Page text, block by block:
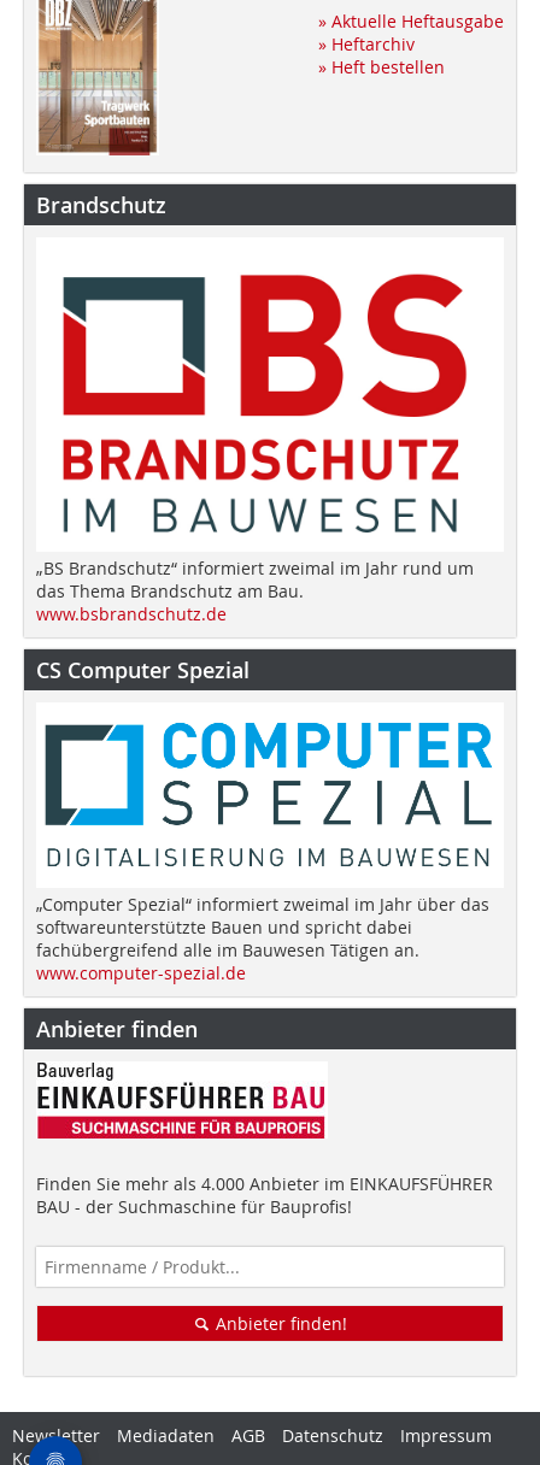
» Aktuelle Heftausgabe
» Heftarchiv
» Heft bestellen
Brandschutz
„BS Brandschutz“ informiert zweimal im Jahr rund um
das Thema Brandschutz am Bau.
www.bsbrandschutz.de
CS Computer Spezial
„Computer Spezial“ informiert zweimal im Jahr über das
softwareunterstützte Bauen und spricht dabei
fachübergreifend alle im Bauwesen Tätigen an.
www.computer-spezial.de
Anbieter finden
Finden Sie mehr als 4.000 Anbieter im EINKAUFSFÜHRER
BAU - der Suchmaschine für Bauprofis!
Anbieter finden!
Newsletter Mediadaten AGB Datenschutz
Impressum
Kontakt